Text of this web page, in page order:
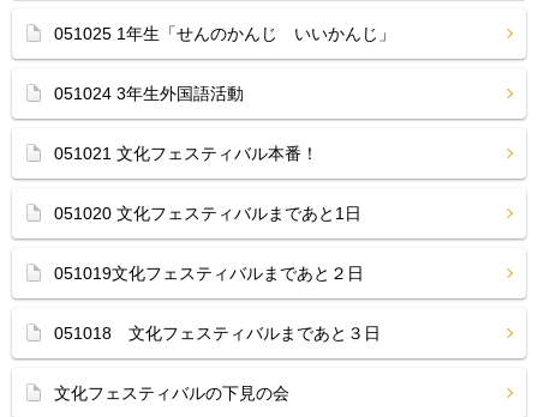
051025 1年生「せんのかんじ いいかんじ」
051024 3年生外国語活動
051021 文化フェスティバル本番！
051020 文化フェスティバルまであと1日
051019文化フェスティバルまであと２日
051018 文化フェスティバルまであと３日
文化フェスティバルの下見の会